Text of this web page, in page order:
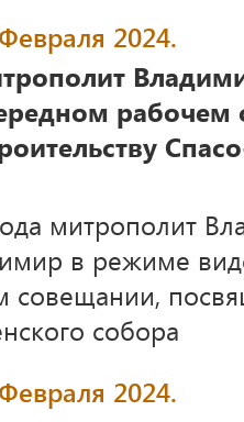
2024.
рабочем
митрополит
в режиме
совещании,
собора
2024.